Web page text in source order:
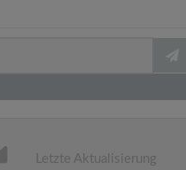
Letzte Aktualisierung